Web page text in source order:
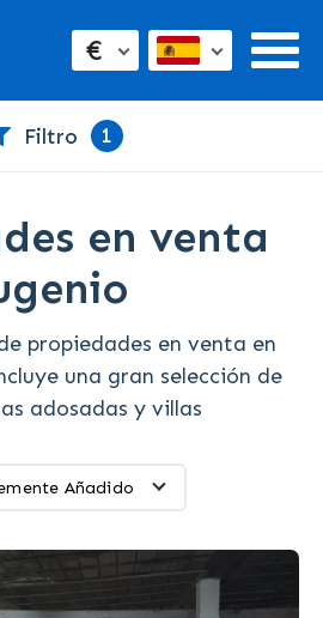
€
Filtro 1
en venta
propiedades en venta en
una gran selección de
adosadas y villas